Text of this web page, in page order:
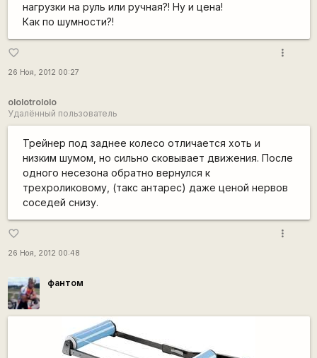
нагрузки на руль или ручная?! Ну и цена!
Как по шумности?!
favorite_border
26 Ноя, 2012 00:27
more_vert
ololotrololo
Удалённый пользователь
Трейнер под заднее колесо отличается хоть и
низким шумом, но сильно сковывает движения. После
одного несезона обратно вернулся к
трехроликовому, (такс антарес) даже ценой нервов
соседей снизу.
favorite_border
26 Ноя, 2012 00:48
more_vert
фантом